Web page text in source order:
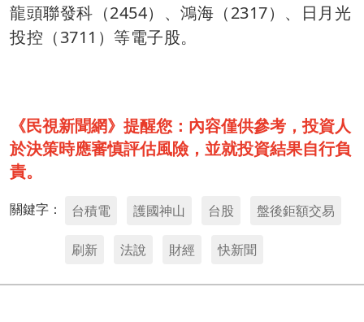
龍頭聯發科（2454）、鴻海（2317）、日月光
投控（3711）等電子股。
《民視新聞網》提醒您：內容僅供參考，投資人
於決策時應審慎評估風險，並就投資結果自行負
責。
關鍵字： 台積電 護國神山 台股 盤後鉅額交易
刷新 法說 財經 快新聞